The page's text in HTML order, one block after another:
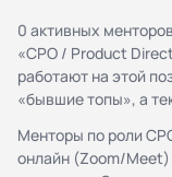
0 активных
«CPO / Product
работают на этой
«бывшие топы», а
Менторы по роли
онлайн (Zoom/
Документы
Публичная
Соглашение о
Политика